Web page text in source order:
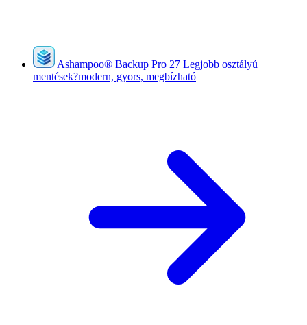
Ashampoo® Backup Pro 27 Legjobb osztályú
mentések?modern, gyors, megbízható